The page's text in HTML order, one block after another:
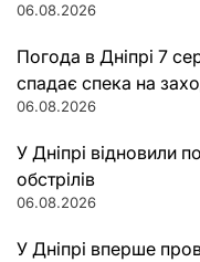
06.08.2026
Погода в Дніпрі 7
спадає спека на
06.08.2026
У Дніпрі відновили
обстрілів
06.08.2026
У Дніпрі вперше